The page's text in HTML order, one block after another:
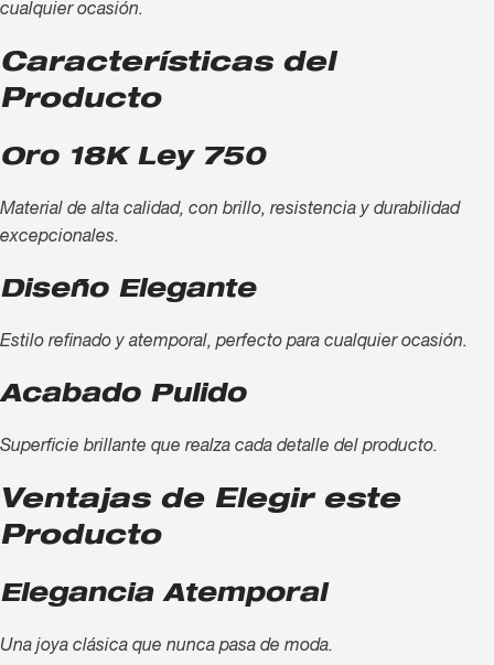
cualquier ocasión.
Características del
Producto
Oro 18K Ley 750
Material de alta calidad, con brillo, resistencia y durabilidad
excepcionales.
Diseño Elegante
Estilo refinado y atemporal, perfecto para cualquier ocasión.
Acabado Pulido
Superficie brillante que realza cada detalle del producto.
Ventajas de Elegir este
Producto
Elegancia Atemporal
Una joya clásica que nunca pasa de moda.